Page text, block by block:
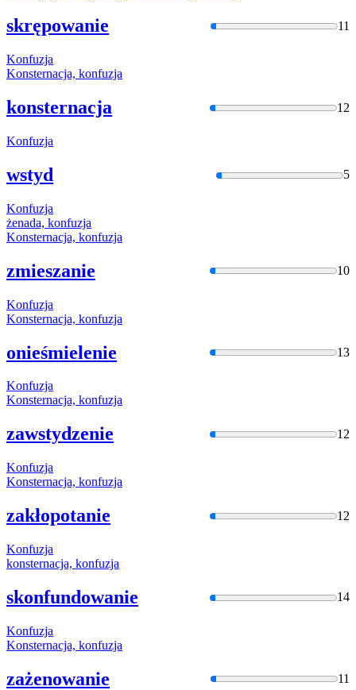
skrępowanie 11
Konfuzja
Konsternacja, konfuzja
konsternacja 12
Konfuzja
wstyd 5
Konfuzja
żenada, konfuzja
Konsternacja, konfuzja
zmieszanie 10
Konfuzja
Konsternacja, konfuzja
onieśmielenie 13
Konfuzja
Konsternacja, konfuzja
zawstydzenie 12
Konfuzja
Konsternacja, konfuzja
zakłopotanie 12
Konfuzja
konsternacja, konfuzja
skonfundowanie 14
Konfuzja
Konsternacja, konfuzja
zażenowanie 11